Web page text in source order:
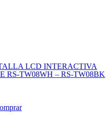
LCD INTERACTIVA
RS-TW08WH – RS-TW08BK